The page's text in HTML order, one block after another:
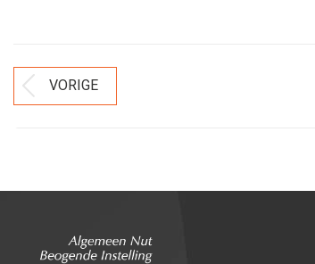
Bericht
Navigatie
VORIGE
bericht